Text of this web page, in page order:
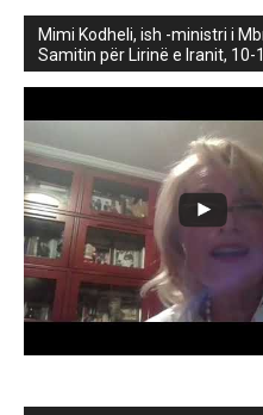
Mimi Kodheli, ish -ministri i
Samitin për Lirinë e Iranit, 10-